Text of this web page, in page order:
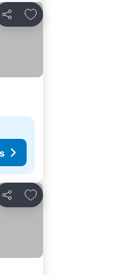
Partilhar
Adicionar aos favoritos
Partilhar
Adicionar aos favoritos